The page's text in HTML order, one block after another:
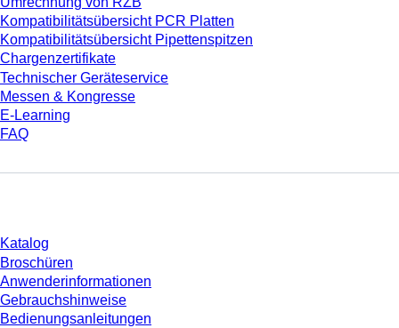
Kompatibilitätsübersicht PCR Platten
Kompatibilitätsübersicht Pipettenspitzen
Chargenzertifikate
Technischer Geräteservice
Messen & Kongresse
E-Learning
FAQ
Katalog
Broschüren
Anwenderinformationen
Gebrauchshinweise
Bedienungsanleitungen